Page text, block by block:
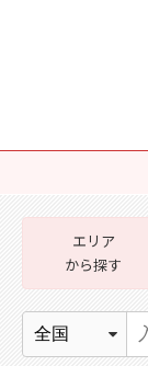
エリア
から探す